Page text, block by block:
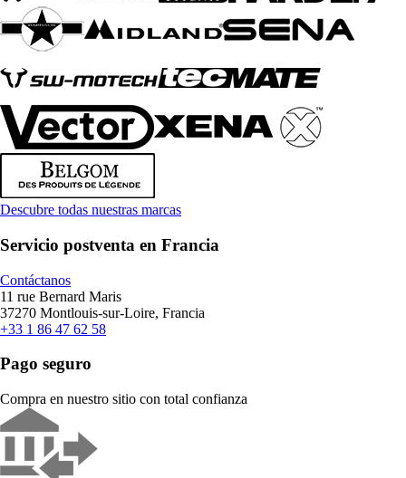
Descubre todas nuestras marcas
Servicio postventa en Francia
Contáctanos
11 rue Bernard Maris
37270 Montlouis-sur-Loire, Francia
+33 1 86 47 62 58
Pago seguro
Compra en nuestro sitio con total confianza